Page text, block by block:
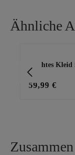
Ähnliche
Leichtes
59,99 €